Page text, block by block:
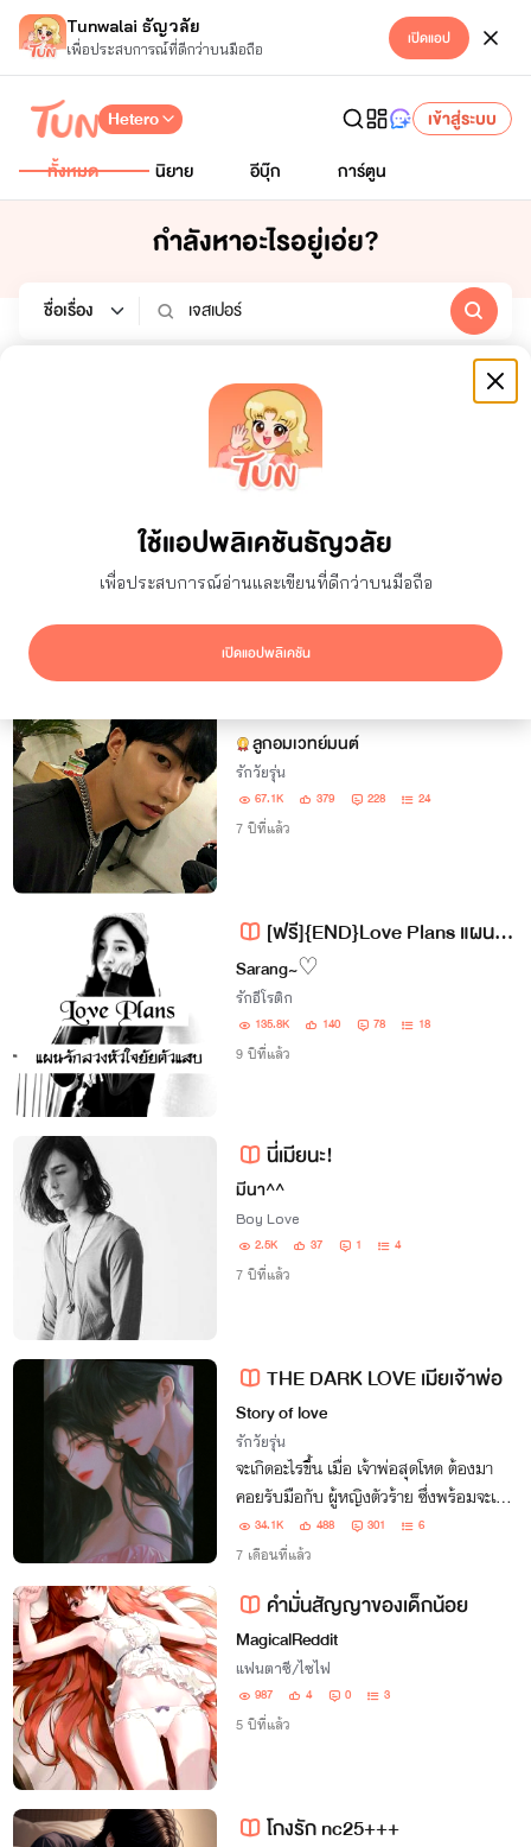
Tunwalai ธัญวลัย
เพื่อประสบการณ์ที่ดีกว่าบนมือถือ เปิดแอป
ใช้แอปพลิเคชันธัญวลัย
เพื่อประสบการณ์อ่านและเขียนที่ดีกว่าบนมือถือ
เปิดแอปพลิเคชัน
Hetero
เข้าสู่ระบบ
ทั้งหมด
นิยาย อีบุ๊ก การ์ตูน
กำลังหาอะไรอยู่เอ่ย?
อีบุ๊ก
สถานะจบ
ทั้งหมด
7 วัน
ผลลัพธ์
ซ่อนผลงานที่ใช้ปก AI แสดงเฉพาะโปรโมชัน
ลูกอมเวทย์มนต์
รักวัยรุ่น
67.1K 379 228 24
7 ปีที่แล้ว
[ฟรี]{END}Love Plans แผนรักลวงหัวใจยัยตัวแสบ
Sarang~♡
รักอีโรติก
135.8K 140 78 18
9 ปีที่แล้ว
นี่เมียนะ!
มีนา^^
Boy Love
2.5K 37 1 4
7 ปีที่แล้ว
THE DARK LOVE เมียเจ้าพ่อ
Story of love
รักวัยรุ่น
จะเกิดอะไรขึ้น เมื่อ เจ้าพ่อสุดโหด ต้องมา
คอยรับมือกับ ผู้หญิงตัวร้าย ซึ่งพร้อมจะเข้า
มาป่วนหัวใจทุกเมื่อ!!
34.1K 488 301 6
7 เดือนที่แล้ว
คำมั่นสัญญาของเด็กน้อย
MagicalReddit
แฟนตาซี/ไซไฟ
987 4 0 3
5 ปีที่แล้ว
โกงรัก nc25+++